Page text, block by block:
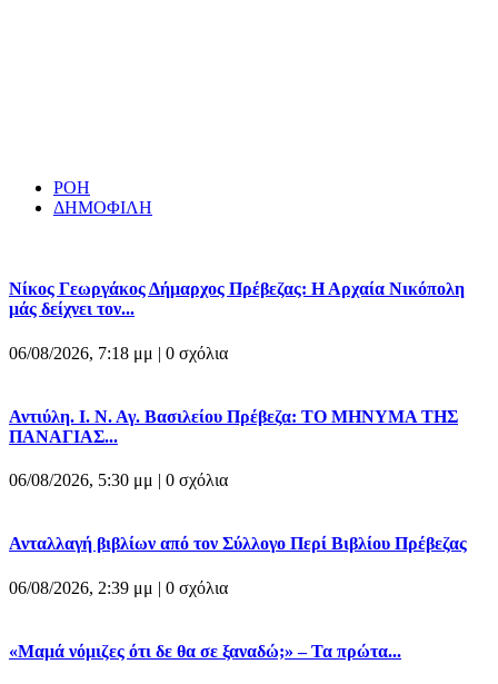
ΡΟΗ
ΔΗΜΟΦΙΛΗ
Νίκος Γεωργάκος Δήμαρχος Πρέβεζας: Η Αρχαία Νικόπολη
μάς δείχνει τον...
06/08/2026, 7:18 μμ | 0 σχόλια
Αντιύλη. Ι. Ν. Αγ. Βασιλείου Πρέβεζα: ΤΟ ΜΗΝΥΜΑ ΤΗΣ
ΠΑΝΑΓΙΑΣ...
06/08/2026, 5:30 μμ | 0 σχόλια
Ανταλλαγή βιβλίων από τον Σύλλογο Περί Βιβλίου Πρέβεζας
06/08/2026, 2:39 μμ | 0 σχόλια
«Μαμά νόμιζες ότι δε θα σε ξαναδώ;» – Τα πρώτα...